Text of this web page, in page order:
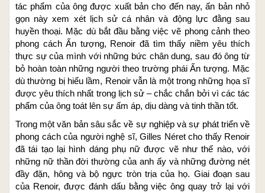
tác phẩm của ông được xuất bản cho đến nay, ấn bản nhỏ
gọn này xem xét lịch sử cá nhân và động lực đằng sau
huyền thoại. Mặc dù bắt đầu bằng việc vẽ phong cảnh theo
phong cách Ấn tượng, Renoir đã tìm thấy niềm yêu thích
thực sự của mình với những bức chân dung, sau đó ông từ
bỏ hoàn toàn những người theo trường phái Ấn tượng. Mặc
dù thường bị hiểu lầm, Renoir vẫn là một trong những họa sĩ
được yêu thích nhất trong lịch sử – chắc chắn bởi vì các tác
phẩm của ông toát lên sự ấm áp, dịu dàng và tinh thần tốt.
Trong một văn bản sâu sắc về sự nghiệp và sự phát triển về
phong cách của người nghệ sĩ, Gilles Néret cho thấy Renoir
đã tái tạo lại hình dáng phụ nữ được vẽ như thế nào, với
những nữ thần đời thường của anh ấy và những đường nét
đầy đặn, hông và bộ ngực tròn trịa của họ. Giai đoạn sau
của Renoir, được đánh dấu bằng việc ông quay trở lại với